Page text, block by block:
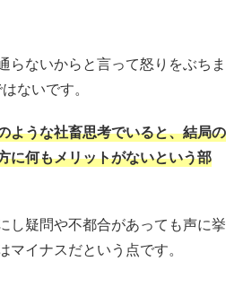
らないからと言って怒りをぶちま
ないです。
ような社畜思考でいると、結局の
に何もメリットがないという部
し疑問や不都合があっても声に挙
イナスだという点です。